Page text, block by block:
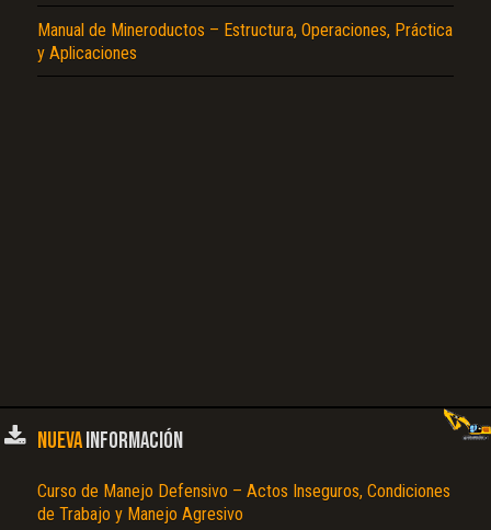
Manual de Mineroductos – Estructura, Operaciones, Práctica
y Aplicaciones
NUEVAINFORMACIÓN
Curso de Manejo Defensivo – Actos Inseguros, Condiciones
de Trabajo y Manejo Agresivo
Reportar otro tipo de error...